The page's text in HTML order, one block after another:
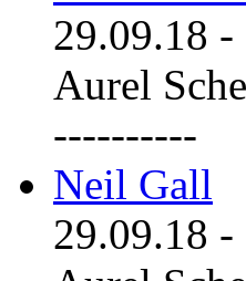
29.09.18 -
Aurel
----------
Neil Gall
29.09.18 -